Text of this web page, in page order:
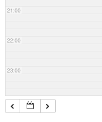
21:00
22:00
23:00